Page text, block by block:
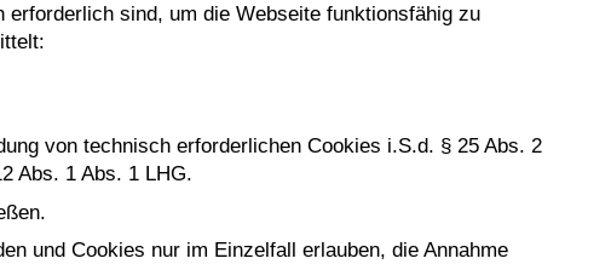
sind, um die Webseite funktionsfähig zu
von technisch erforderlichen Cookies i.S.d. § 25 Abs. 2
Abs. 1 Abs. 1 LHG.
und Cookies nur im Einzelfall erlauben, die Annahme